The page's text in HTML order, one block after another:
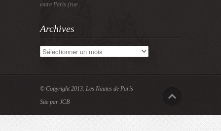
entre Paris (rue
Archives
Archives
© Copyright 2013. Les Nautes de Paris
Site par JCB